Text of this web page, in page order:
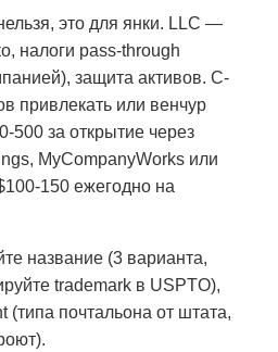
это для янки. LLC —
налоги pass-through
защита активов. C-
привлекать или венчур
500 за открытие через
MyCompanyWorks или
150 ежегодно на
название (3 варианта,
trademark в USPTO),
(типа почтальона от штата,